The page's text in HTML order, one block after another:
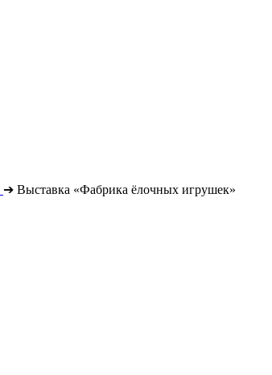
➔ Выставка «Фабрика ёлочных игрушек»